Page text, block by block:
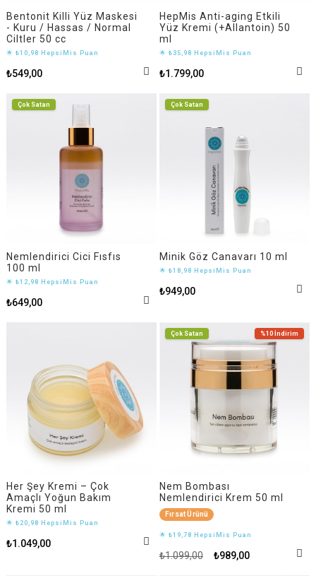
Bentonit Killi Yüz Maskesi
- Kuru / Hassas / Normal
Ciltler 50 cc
🌟 ₺10,98 HepsiMis Puan
₺549,00
HepMis Anti-aging Etkili
Yüz Kremi (+Allantoin) 50
ml
🌟 ₺35,98 HepsiMis Puan
₺1.799,00
Nemlendirici Cici Fısfıs
100 ml
🌟 ₺12,98 HepsiMis Puan
₺649,00
Çok Satan
Minik Göz Canavarı 10 ml
🌟 ₺18,98 HepsiMis Puan
₺949,00
Çok Satan
Her Şey Kremi – Çok
Amaçlı Yoğun Bakım
Kremi 50 ml
🌟 ₺20,98 HepsiMis Puan
₺1.049,00
Nem Bombası
Nemlendirici Krem 50 ml
Fırsat Ürünü
🌟 ₺19,78 HepsiMis Puan
₺989,00
₺1.099,00
%10 İndirim
Çok Satan